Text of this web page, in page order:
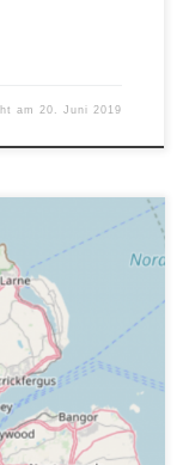
am 20. Juni 2019
mal einen
zu den
ob auch
den